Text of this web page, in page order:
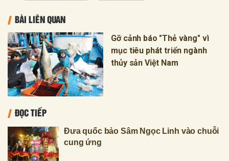
BÀI LIÊN QUAN
Gỡ cảnh báo "Thẻ vàng" vì
mục tiêu phát triển ngành
thủy sản Việt Nam
ĐỌC TIẾP
Đưa quốc bảo Sâm Ngọc Linh vào chuỗi
cung ứng